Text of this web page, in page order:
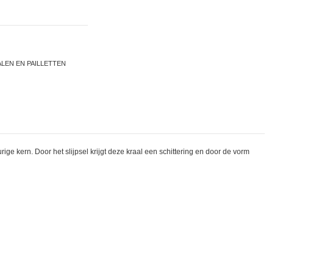
EN PAILLETTEN
kern. Door het slijpsel krijgt deze kraal een schittering en door de vorm